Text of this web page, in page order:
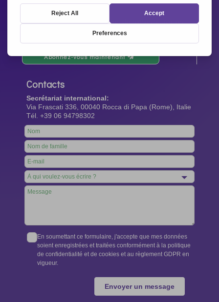
Newsletter
Restez au courant de toutes les dernières nouvelles
Abonnez-vous maintenant
Contacts
Secrétariat international:
Via Frascati 336, 00040 Rocca di Papa (Rome), Italie
Tél. +39 06 94798302
Leave
this
field
blank
En soumettant ce formulaire, j'accepte que mes données
soient enregistrées et traitées conformément à la politique
de confidentialité et de cookies et au règlement GDPR en
vigueur.
Envoyer un message